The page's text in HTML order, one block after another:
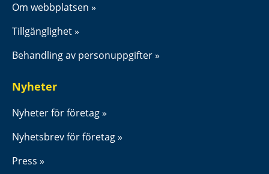
Om webbplatsen
Tillgänglighet
Behandling av personuppgifter
Nyheter
Nyheter för företag
Nyhetsbrev för företag
Press